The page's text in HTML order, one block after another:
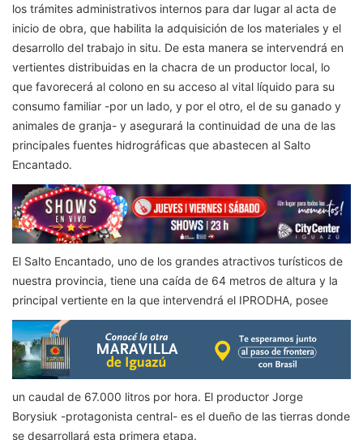
los trámites administrativos internos para dar lugar al acta de
inicio de obra, que habilita la adquisición de los materiales y el
desarrollo del trabajo in situ. De esta manera se intervendrá en
vertientes distribuidas en la chacra de un productor local, lo
que favorecerá al colono en su acceso al vital líquido para su
consumo familiar -por un lado, y por el otro, el de su ganado y
animales de granja- y asegurará la continuidad de una de las
principales fuentes hidrográficas que abastecen al Salto
Encantado.
El Salto Encantado, uno de los grandes atractivos turísticos de
nuestra provincia, tiene una caída de 64 metros de altura y la
principal vertiente en la que intervendrá el IPRODHA, posee
un caudal de 67.000 litros por hora. El productor Jorge
Borysiuk -protagonista central- es el dueño de las tierras donde
se desarrollará esta primera etapa.